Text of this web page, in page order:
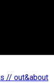
// out&about